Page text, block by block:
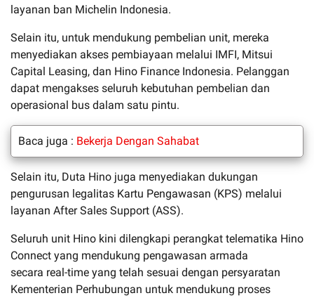
layanan ban Michelin Indonesia.
Selain itu, untuk mendukung pembelian unit, mereka
menyediakan akses pembiayaan melalui IMFI, Mitsui
Capital Leasing, dan Hino Finance Indonesia. Pelanggan
dapat mengakses seluruh kebutuhan pembelian dan
operasional bus dalam satu pintu.
Baca juga : Bekerja Dengan Sahabat
Selain itu, Duta Hino juga menyediakan dukungan
pengurusan legalitas Kartu Pengawasan (KPS) melalui
layanan After Sales Support (ASS).
Seluruh unit Hino kini dilengkapi perangkat telematika Hino
Connect yang mendukung pengawasan armada
secara real-time yang telah sesuai dengan persyaratan
Kementerian Perhubungan untuk mendukung proses